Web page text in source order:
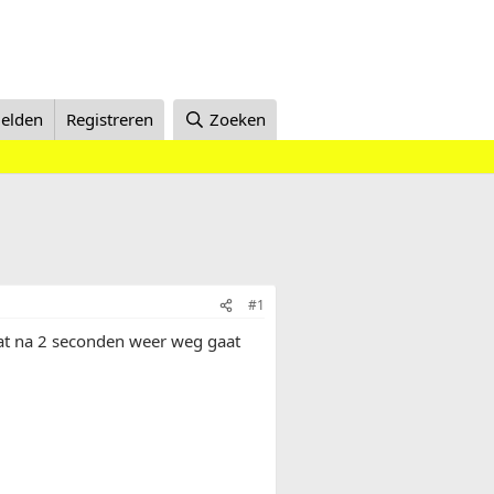
Registreren Zoeken
#1
na 2 seconden weer weg gaat